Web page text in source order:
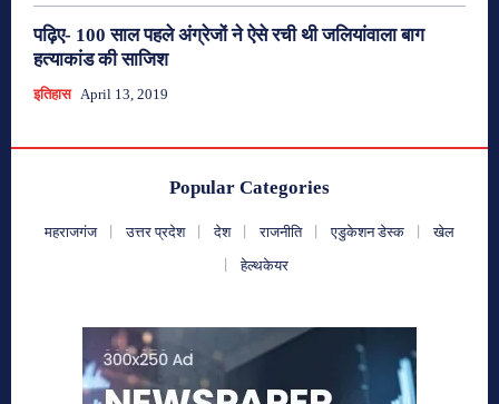
पढ़िए- 100 साल पहले अंग्रेजों ने ऐसे रची थी जलियांवाला बाग
हत्याकांड की साजिश
इतिहास April 13, 2019
Popular Categories
महराजगंज उत्तर प्रदेश देश राजनीति एडुकेशन डेस्क
खेल
हेल्थकेयर